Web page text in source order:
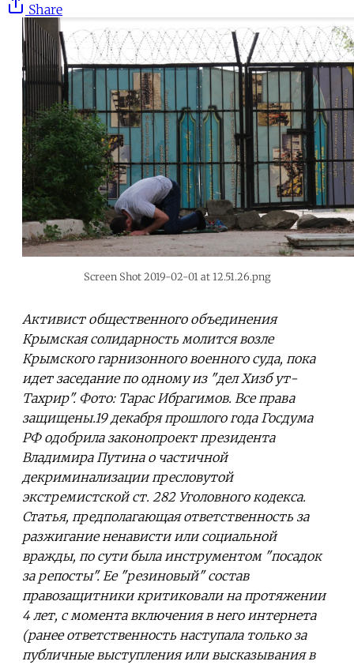
Share
Screen Shot 2019-02-01 at 12.51.26.png
Активист общественного объединения
Крымская солидарность молится возле
Крымского гарнизонного военного суда, пока
идет заседание по одному из "дел Хизб ут-
Тахрир". Фото: Тарас Ибрагимов. Все права
защищены.19 декабря прошлого года Госдума
РФ одобрила законопроект президента
Владимира Путина о частичной
декриминализации пресловутой
экстремистской ст. 282 Уголовного кодекса.
Статья, предполагающая ответственность за
разжигание ненависти или социальной
вражды, по сути была инструментом "посадок
за репосты". Ее "резиновый" состав
правозащитники критиковали на протяжении
4 лет, с момента включения в него интернета
(ранее ответственность наступала только за
публичные выступления или высказывания в